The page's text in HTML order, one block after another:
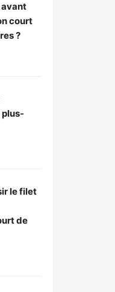
court
?
le filet
de